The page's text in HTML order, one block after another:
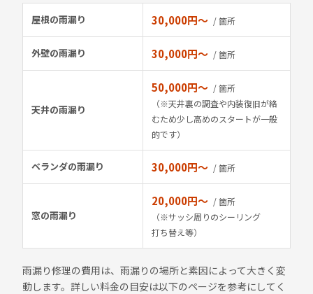
屋根の雨漏り 30,000円〜 / 箇所
外壁の雨漏り 30,000円〜 / 箇所
天井の雨漏り
50,000円〜 / 箇所
（※天井裏の調査や内装復旧が絡
むため少し高めのスタートが一般
的です）
ベランダの雨漏り 30,000円〜 / 箇所
窓の雨漏り
20,000円〜 / 箇所
（※サッシ周りのシーリング
打ち替え等）
雨漏り修理の費用は、雨漏りの場所と素因によって大きく変
動します。詳しい料金の目安は以下のページを参考にしてく